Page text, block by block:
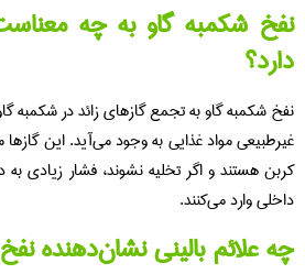
نفخ شکمبه گاو به چه
دارد؟
نفخ شکمبه گاو به تجمع گازهای زائد در شکمبه
غیرطبیعی مواد غذایی به وجود می‌آید. این
کربن هستند و اگر تخلیه نشوند، فشار زیادی به
داخلی وارد می‌کنند.
چه علائم بالینی نشان‌دهنده